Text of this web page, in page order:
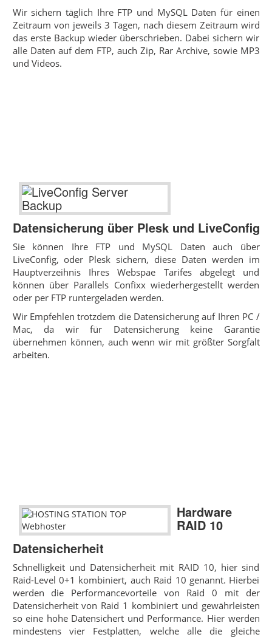
Wir sichern täglich Ihre FTP und MySQL Daten für einen
Zeitraum von jeweils 3 Tagen, nach diesem Zeitraum wird
das erste Backup wieder überschrieben. Dabei sichern wir
alle Daten auf dem FTP, auch Zip, Rar Archive, sowie MP3
und Videos.
Datensicherung über Plesk und LiveConfig
Sie können Ihre FTP und MySQL Daten auch über
LiveConfig, oder Plesk sichern, diese Daten werden im
Hauptverzeihnis Ihres Webspae Tarifes abgelegt und
können über Parallels Confixx wiederhergestellt werden
oder per FTP runtergeladen werden.
Wir Empfehlen trotzdem die Datensicherung auf Ihren PC /
Mac, da wir für Datensicherung keine Garantie
übernehmen können, auch wenn wir mit größter Sorgfalt
arbeiten.
Hardware
RAID 10
Datensicherheit
Schnelligkeit und Datensicherheit mit RAID 10, hier sind
Raid-Level 0+1 kombiniert, auch Raid 10 genannt. Hierbei
werden die Performancevorteile von Raid 0 mit der
Datensicherheit von Raid 1 kombiniert und gewährleisten
so eine hohe Datensichert und Performance. Hier werden
mindestens vier Festplatten, welche alle die gleiche